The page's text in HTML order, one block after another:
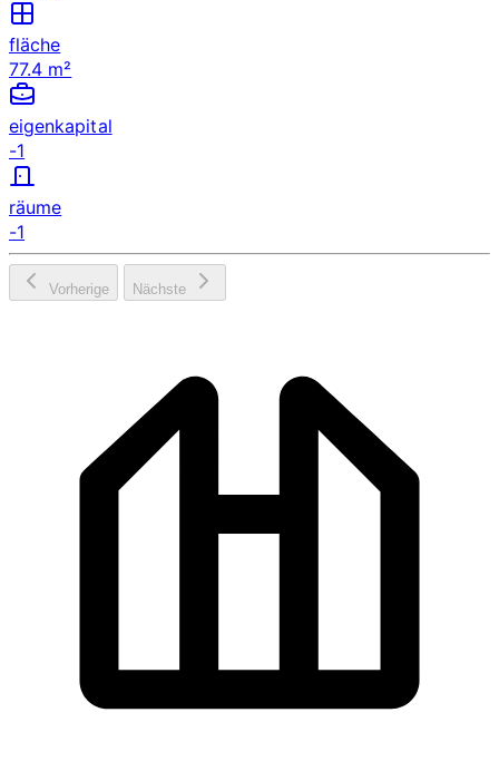
fläche
77.4 m²
eigenkapital
-1
räume
-1
Vorherige Nächste